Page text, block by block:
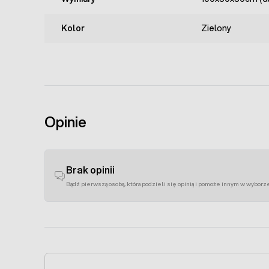
Kolor Zielony
Opinie
Brak opinii
Bądź pierwszą osobą, która podzieli się opinią i pomoże innym w